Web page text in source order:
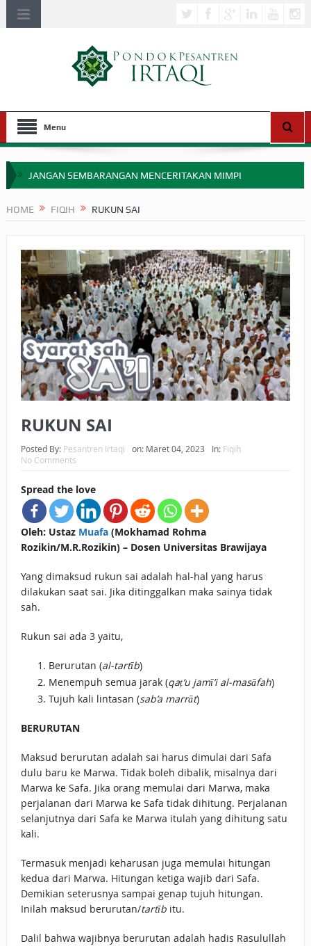
Menu
JANGAN SEMBARANGAN MENCERITAKAN MIMPI
APA HUKUM MEMPERCEPAT PEMBAYARAN ZAKAT
SEBELUM TIBA SAAT WAJIB?
HAKIKAT NIKMAT DI DUNIA!
BAGAIMANA CARA MEMBAYAR ZAKAT UANG?
UANG HARAM BISA MENJADI HALAL JIKA SEBAB
KEPEMILIKANNYA BERUBAH
HUKUM MEMBAYAR ZAKAT DENGAN CARA MENGANGSUR
HUKUM MEMBAYAR ZAKAT KEPADA KERABAT SENDIRI
HOME FIQIH RUKUN SAI
RUKUN SAI
Posted By: Pesantren Irtaqi on: Maret 04, 2023 In: Fiqih
No Comments
Spread the love
Oleh: Ustaz Muafa(Mokhamad Rohma
Rozikin/M.R.Rozikin) – Dosen Universitas Brawijaya
Yang dimaksud rukun sai adalah hal-hal yang harus
dilakukan saat sai. Jika ditinggalkan maka sainya tidak
sah.
Rukun sai ada 3 yaitu,
Berurutan (al-tartīb)
Menempuh semua jarak (qaṭ‘u jamī’i al-masāfah)
Tujuh kali lintasan (sab’a marrāt)
BERURUTAN
Maksud berurutan adalah sai harus dimulai dari Safa
dulu baru ke Marwa. Tidak boleh dibalik, misalnya dari
Marwa ke Safa. Jika orang memulai dari Marwa, maka
perjalanan dari Marwa ke Safa tidak dihitung. Perjalanan
selanjutnya dari Safa ke Marwa itulah yang dihitung satu
kali.
Termasuk menjadi keharusan juga memulai hitungan
kedua dari Marwa. Hitungan ketiga wajib dari Safa.
Demikian seterusnya sampai genap tujuh hitungan.
Inilah maksud berurutan/tartībitu.
Dalil bahwa wajibnya berurutan adalah hadis Rasulullah